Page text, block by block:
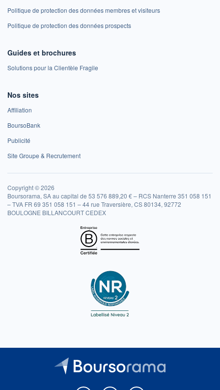
Politique de protection des données membres et visiteurs
Politique de protection des données prospects
Guides et brochures
Solutions pour la Clientèle Fragile
Nos sites
Affiliation
BoursoBank
Publicité
Site Groupe & Recrutement
Copyright © 2026
Boursorama, SA au capital de 53 576 889,20 € – RCS Nanterre 351 058 151
– TVA FR 69 351 058 151 – 44 rue Traversière, CS 80134, 92772
BOULOGNE BILLANCOURT CEDEX